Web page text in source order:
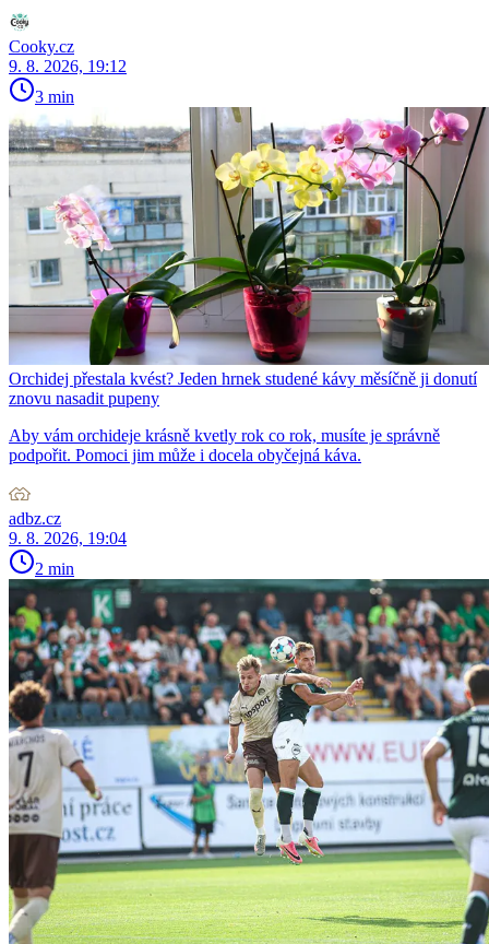
Cooky.cz
9. 8. 2026, 19:12
3 min
Orchidej přestala kvést? Jeden hrnek studené kávy měsíčně ji donutí
znovu nasadit pupeny
Aby vám orchideje krásně kvetly rok co rok, musíte je správně
podpořit. Pomoci jim může i docela obyčejná káva.
adbz.cz
9. 8. 2026, 19:04
2 min